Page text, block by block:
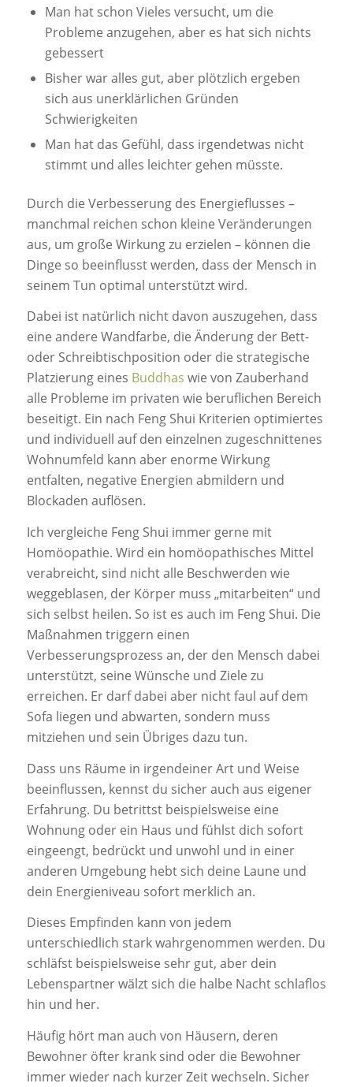
Man hat schon Vieles versucht, um die
Probleme anzugehen, aber es hat sich nichts
gebessert
Bisher war alles gut, aber plötzlich ergeben
sich aus unerklärlichen Gründen
Schwierigkeiten
Man hat das Gefühl, dass irgendetwas nicht
stimmt und alles leichter gehen müsste.
Durch die Verbesserung des Energieflusses –
manchmal reichen schon kleine Veränderungen
aus, um große Wirkung zu erzielen – können die
Dinge so beeinflusst werden, dass der Mensch in
seinem Tun optimal unterstützt wird.
Dabei ist natürlich nicht davon auszugehen, dass
eine andere Wandfarbe, die Änderung der Bett-
oder Schreibtischposition oder die strategische
Platzierung eines Buddhas wie von Zauberhand
alle Probleme im privaten wie beruflichen Bereich
beseitigt. Ein nach Feng Shui Kriterien optimiertes
und individuell auf den einzelnen zugeschnittenes
Wohnumfeld kann aber enorme Wirkung
entfalten, negative Energien abmildern und
Blockaden auflösen.
Ich vergleiche Feng Shui immer gerne mit
Homöopathie. Wird ein homöopathisches Mittel
verabreicht, sind nicht alle Beschwerden wie
weggeblasen, der Körper muss „mitarbeiten“ und
sich selbst heilen. So ist es auch im Feng Shui. Die
Maßnahmen triggern einen
Verbesserungsprozess an, der den Mensch dabei
unterstützt, seine Wünsche und Ziele zu
erreichen. Er darf dabei aber nicht faul auf dem
Sofa liegen und abwarten, sondern muss
mitziehen und sein Übriges dazu tun.
Dass uns Räume in irgendeiner Art und Weise
beeinflussen, kennst du sicher auch aus eigener
Erfahrung. Du betrittst beispielsweise eine
Wohnung oder ein Haus und fühlst dich sofort
eingeengt, bedrückt und unwohl und in einer
anderen Umgebung hebt sich deine Laune und
dein Energieniveau sofort merklich an.
Dieses Empfinden kann von jedem
unterschiedlich stark wahrgenommen werden. Du
schläfst beispielsweise sehr gut, aber dein
Lebenspartner wälzt sich die halbe Nacht schlaflos
hin und her.
Häufig hört man auch von Häusern, deren
Bewohner öfter krank sind oder die Bewohner
immer wieder nach kurzer Zeit wechseln. Sicher